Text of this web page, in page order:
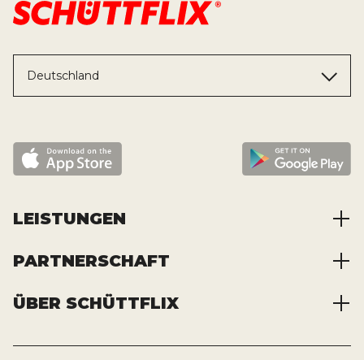
Deutschland
LEISTUNGEN
Baustoffe kaufen
Container mieten
Transporte bestellen
PARTNERSCHAFT
Zusammenarbeit
Registrierung
ÜBER SCHÜTTFLIX
Über das Unternehmen